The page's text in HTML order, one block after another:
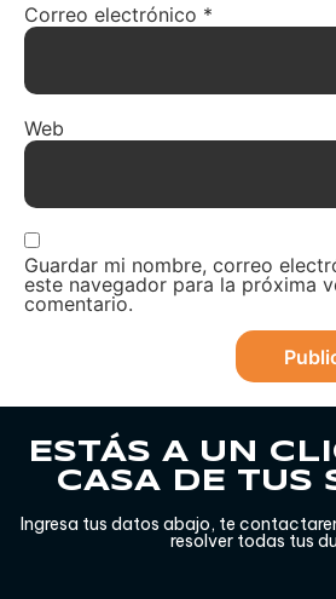
Correo electrónico *
Web
Guardar mi nombre, correo
este navegador para la próxima
comentario.
ESTÁS A UN
CASA DE TUS
Ingresa tus datos abajo, te
resolver todas tus